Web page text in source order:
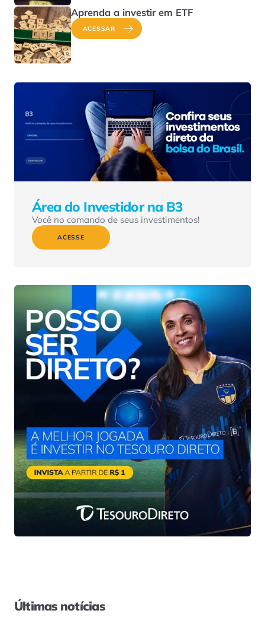
Aprenda a investir em ETF
ACESSAR
Área do Investidor na B3
Você no comando de seus investimentos!
ACESSE
Últimas notícias